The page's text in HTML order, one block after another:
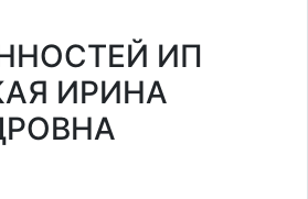
ИП
ИРИНА